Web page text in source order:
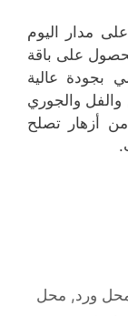
مدار اليوم
على باقة
عالية
والجوري
من أزهار تصلح
ورد, محل